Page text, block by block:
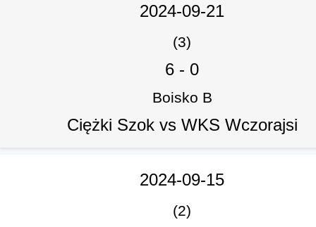
2024-09-21
(3)
6 - 0
Boisko B
Ciężki Szok vs WKS Wczorajsi
2024-09-15
(2)